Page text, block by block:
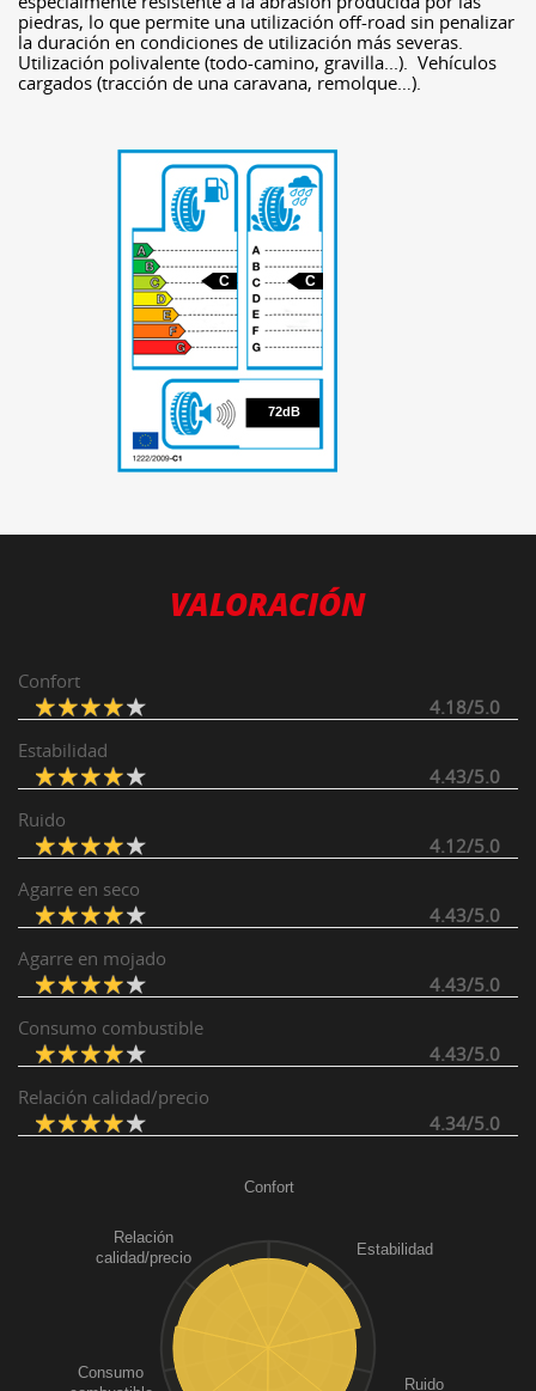
piedras, lo que permite una utilización off-road sin penalizar
la duración en condiciones de utilización más severas.
Utilización polivalente (todo-camino, gravilla...). Vehículos
cargados (tracción de una caravana, remolque…).
72
C C
72dB
VALORACIÓN
Confort
4.18/5.0
Estabilidad
4.43/5.0
Ruido
4.12/5.0
Agarre en seco
4.43/5.0
Agarre en mojado
4.43/5.0
Consumo combustible
4.43/5.0
Relación calidad/precio
4.34/5.0
Confort
Estabilidad
Ruido
Consumo
Relación
calidad/precio